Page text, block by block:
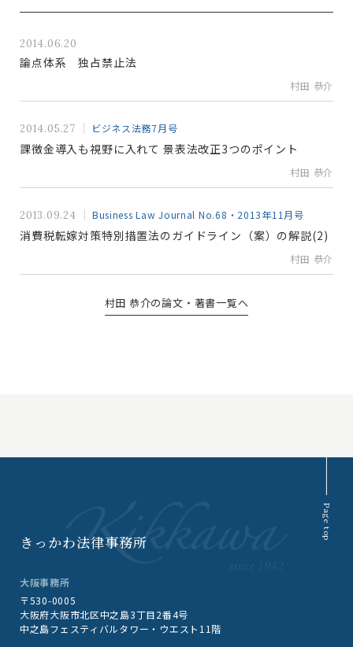
2014.06.20
論点体系 独占禁止法
村田 恭介
2014.05.27 ビジネス法務7月号
課徴金導入も視野に入れて 景表法改正3つのポイント
村田 恭介
2013.09.24 Business Law Journal No.68・2013年11月号
消費税転嫁対策特別措置法のガイドライン（案）の解説(2)
村田 恭介
村田 恭介の論文・著書一覧へ
Page top
きっかわ法律事務所
大阪事務所
〒530-0005
大阪府大阪市北区中之島3丁目2番4号
中之島フェスティバルタワー・ウエスト11階